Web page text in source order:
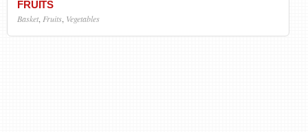
FRUITS
Basket Fruits Vegetables